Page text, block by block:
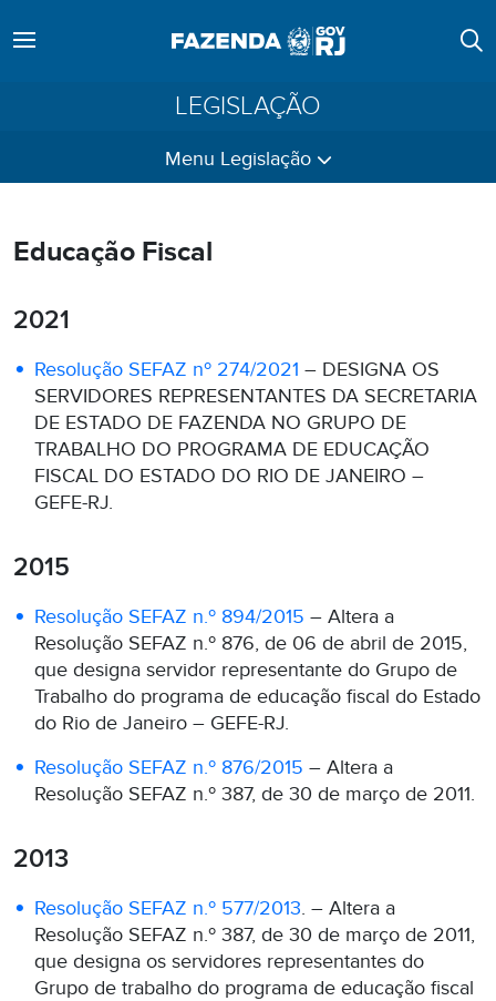
LEGISLAÇÃO
Menu Legislação
Educação Fiscal
2021
Resolução SEFAZ nº 274/2021 – DESIGNA OS
SERVIDORES REPRESENTANTES DA SECRETARIA
DE ESTADO DE FAZENDA NO GRUPO DE
TRABALHO DO PROGRAMA DE EDUCAÇÃO
FISCAL DO ESTADO DO RIO DE JANEIRO –
GEFE-RJ.
2015
Resolução SEFAZ n.º 894/2015 – Altera a
Resolução SEFAZ n.º 876, de 06 de abril de 2015,
que designa servidor representante do Grupo de
Trabalho do programa de educação fiscal do Estado
do Rio de Janeiro – GEFE-RJ.
Resolução SEFAZ n.º 876/2015 – Altera a
Resolução SEFAZ n.º 387, de 30 de março de 2011.
2013
Resolução SEFAZ n.º 577/2013. – Altera a
Resolução SEFAZ n.º 387, de 30 de março de 2011,
que designa os servidores representantes do
Grupo de trabalho do programa de educação fiscal